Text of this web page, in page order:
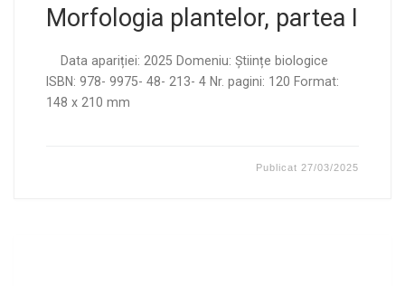
Morfologia plantelor, partea I
Data apariției: 2025 Domeniu: Științe biologice
ISBN: 978- 9975- 48- 213- 4 Nr. pagini: 120 Format:
148 x 210 mm
Publicat 27/03/2025